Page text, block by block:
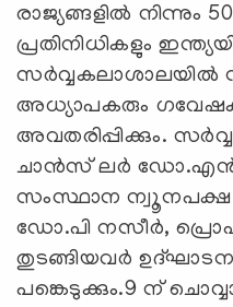
രാജ്യങ്ങളില്‍ നിന്നും
പ്രതിനിധികളും
സര്‍വ്വകലാശാലയില്‍
അധ്യാപകരും
അവതരിപ്പിക്കും.
ചാന്‍സ് ലര്‍ ഡോ.എന്‍
സംസ്ഥാന ന്വൂനപക്ഷ
ഡോ.പി നസീര്‍,
തുടങ്ങിയവര്‍
പങ്കെടുക്കും.9 ന്